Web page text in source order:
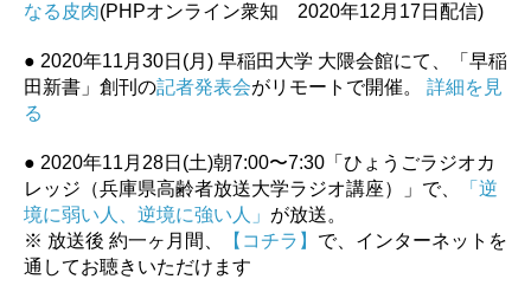
なる皮肉(PHPオンライン衆知 2020年12月17日配信)
● 2020年11月30日(月) 早稲田大学 大隈会館にて、「早稲
田新書」創刊の記者発表会がリモートで開催。 詳細を見
る
● 2020年11月28日(土)朝7:00〜7:30「ひょうごラジオカ
レッジ（兵庫県高齢者放送大学ラジオ講座）」で、
「逆
境に弱い人、逆境に強い人」 が放送。
※ 放送後 約一ヶ月間、
【コチラ】 で、インターネットを
通してお聴きいただけます